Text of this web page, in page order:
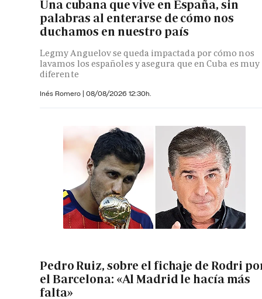
Una cubana que vive en España, sin
palabras al enterarse de cómo nos
duchamos en nuestro país
Legmy Anguelov se queda impactada por cómo nos
lavamos los españoles y asegura que en Cuba es muy
diferente
Inés Romero | 08/08/2026 12:30h.
Pedro Ruiz, sobre el fichaje de Rodri
el Barcelona: «Al Madrid le hacía más
falta»